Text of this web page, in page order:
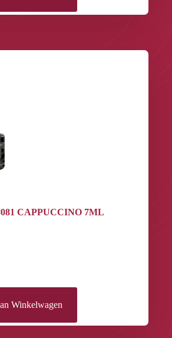
CAPPUCCINO 7ML
Winkelwagen